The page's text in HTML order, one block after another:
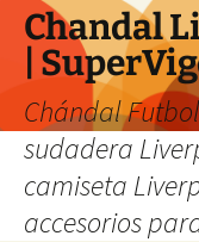
Chandal
|
Chándal
sudadera
camiseta
accesorios